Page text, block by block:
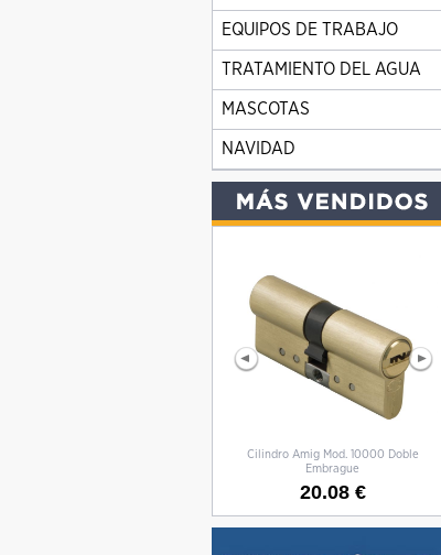
EQUIPOS DE TRABAJO
TRATAMIENTO DEL AGUA
MASCOTAS
NAVIDAD
Cilindro Amig Mod. 10000 Doble
Embrague
20.08 €